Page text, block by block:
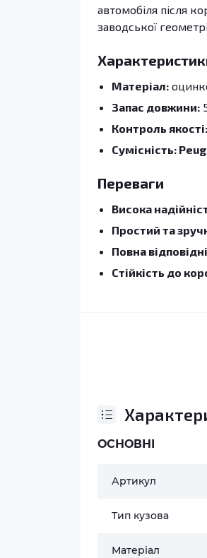
автомобіля після
заводської
Матеріал:
Запас довжини:
Контроль якості:
Сумісність:
Переваги
Висока
Простий та
Повна
Стійкість до
ОСНОВНІ
Артикул
Тип кузова
Матеріал